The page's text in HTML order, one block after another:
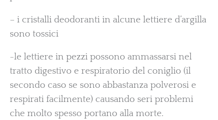
– i cristalli deodoranti in alcune lettiere d’argilla
sono tossici
-le lettiere in pezzi possono ammassarsi nel
tratto digestivo e respiratorio del coniglio (il
secondo caso se sono abbastanza polverosi e
respirati facilmente) causando seri problemi
che molto spesso portano alla morte.